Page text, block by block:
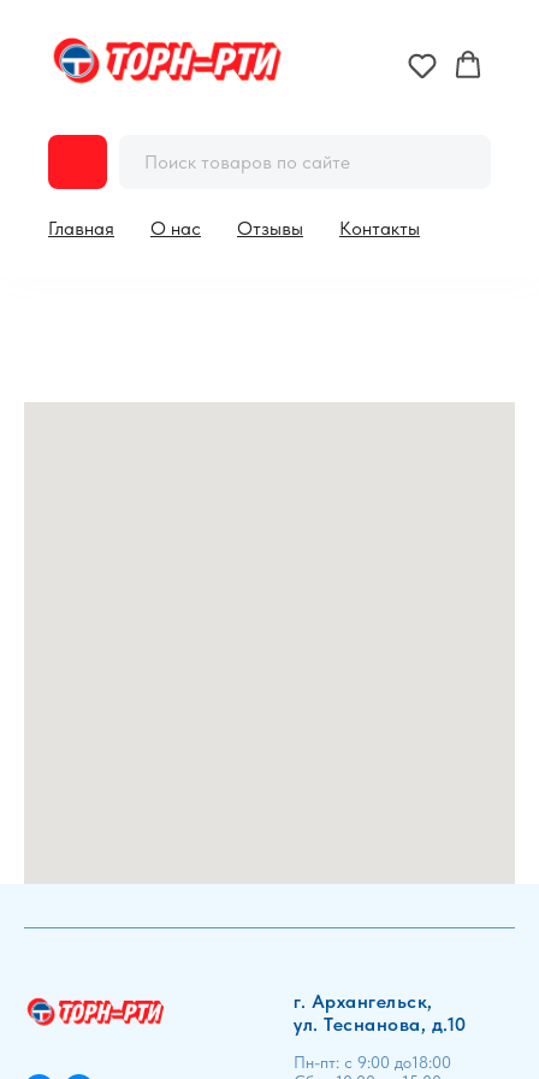
Главная О нас Отзывы Контакты
г. Архангельск,
ул. Теснанова, д.10
Пн-пт: с 9:00 до18:00